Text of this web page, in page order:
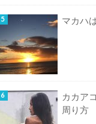
マカハ
カカア
周り方